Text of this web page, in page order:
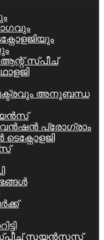
സ്പീച്
അനുബന്ധ
പ്രോഗ്രാം
സ്പീച്ച് സയൻസസ്